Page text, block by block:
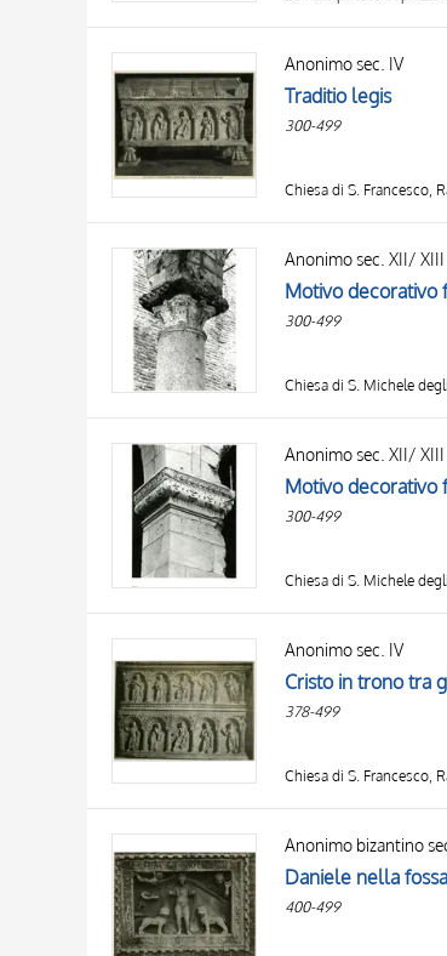
Anonimo sec. IV
Traditio legis
300-499
Chiesa di S. Francesco,
Anonimo sec. XII/ XIII
Motivo decorativo
300-499
Chiesa di S. Michele
Anonimo sec. XII/ XIII
Motivo decorativo
300-499
Chiesa di S. Michele
Anonimo sec. IV
Cristo in trono tra
378-499
Chiesa di S. Francesco,
Anonimo bizantino
Daniele nella
400-499